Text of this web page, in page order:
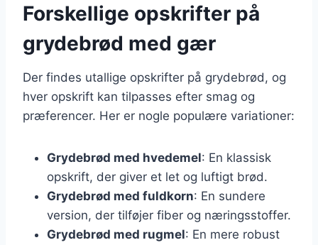
Forskellige opskrifter på
grydebrød med gær
Der findes utallige opskrifter på grydebrød, og
hver opskrift kan tilpasses efter smag og
præferencer. Her er nogle populære variationer:
Grydebrød med hvedemel: En klassisk
opskrift, der giver et let og luftigt brød.
Grydebrød med fuldkorn: En sundere
version, der tilføjer fiber og næringsstoffer.
Grydebrød med rugmel: En mere robust